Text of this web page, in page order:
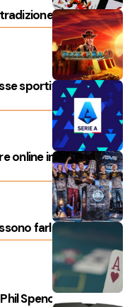
sportive si prepara
online in modo
farlo?
Spencer